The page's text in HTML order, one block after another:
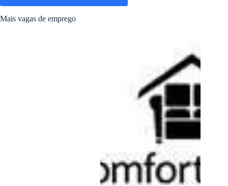
Mais vagas de emprego